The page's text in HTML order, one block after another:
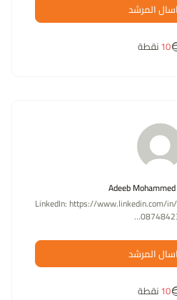
اسال المرشد
10نقطة
Adeeb
LinkedIn: https://www.linkedin.com/
اسال المرشد
10نقطة